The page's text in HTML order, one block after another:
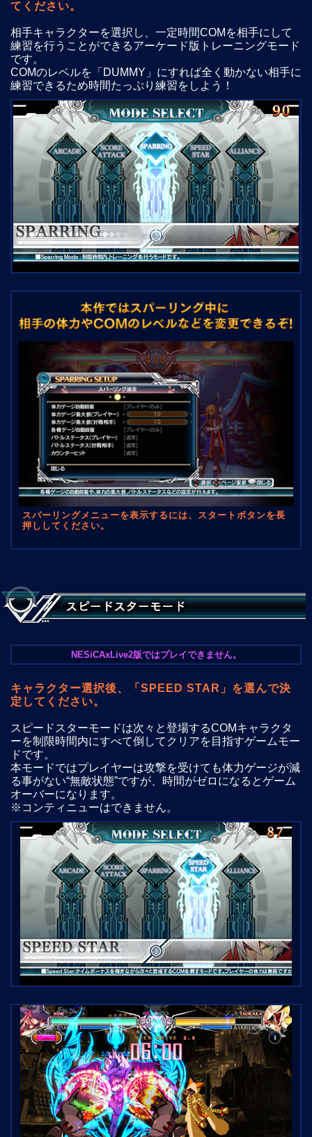
てください。
相手キャラクターを選択し、一定時間COMを相手にして
練習を行うことができるアーケード版トレーニングモード
です。
COMのレベルを「DUMMY」にすれば全く動かない相手に
練習できるため時間たっぷり練習をしよう！
スパーリングメニューを表示するには、スタートボタンを長
押ししてください。
NESiCAxLive2版ではプレイできません。
キャラクター選択後、「SPEED STAR」を選んで決
定してください。
スピードスターモードは次々と登場するCOMキャラクタ
ーを制限時間内にすべて倒してクリアを目指すゲームモー
ドです。
本モードではプレイヤーは攻撃を受けても体力ゲージが減
る事がない“無敵状態”ですが、時間がゼロになるとゲーム
オーバーになります。
※コンティニューはできません。